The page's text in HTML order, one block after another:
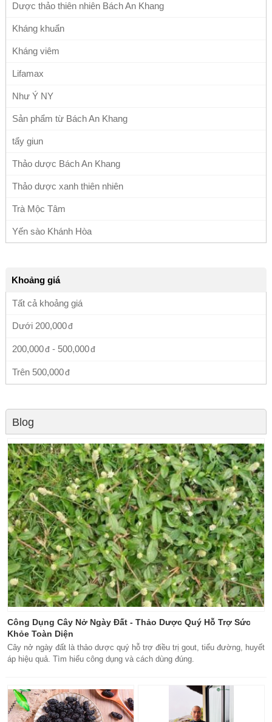
Dược thảo thiên nhiên Bách An Khang
Kháng khuẩn
Kháng viêm
Lifamax
Như Ý NY
Sản phẩm từ Bách An Khang
tẩy giun
Thảo dược Bách An Khang
Thảo dược xanh thiên nhiên
Trà Mộc Tâm
Yến sào Khánh Hòa
Khoảng giá
Tất cả khoảng giá
Dưới 200,000
200,000 - 500,000
Trên 500,000
Blog
Công Dụng Cây Nở Ngày Đất - Thảo Dược Quý Hỗ Trợ Sức
Khỏe Toàn Diện
Cây nở ngày đất là thảo dược quý hỗ trợ điều trị gout, tiểu đường, huyết
áp hiệu quả. Tìm hiểu công dụng và cách dùng đúng.